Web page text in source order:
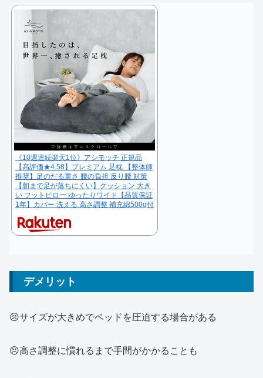
《10週連続楽天1位》アシモッチ 正規品
【高評価★4.58】プレミアム 足枕 【整体師
推奨】足のだる重さ 腰の負担 反り腰 対策
【朝まで足が落ちにくい】クッション 大き
い フットピロー ゆったりワイド【品質保証
1年】カバー 洗える 高さ調整 補充綿500g付
デメリット
😣サイズが大きめでベッドを圧迫する場合がある
😣高さ調整に慣れるまで手間がかかることも